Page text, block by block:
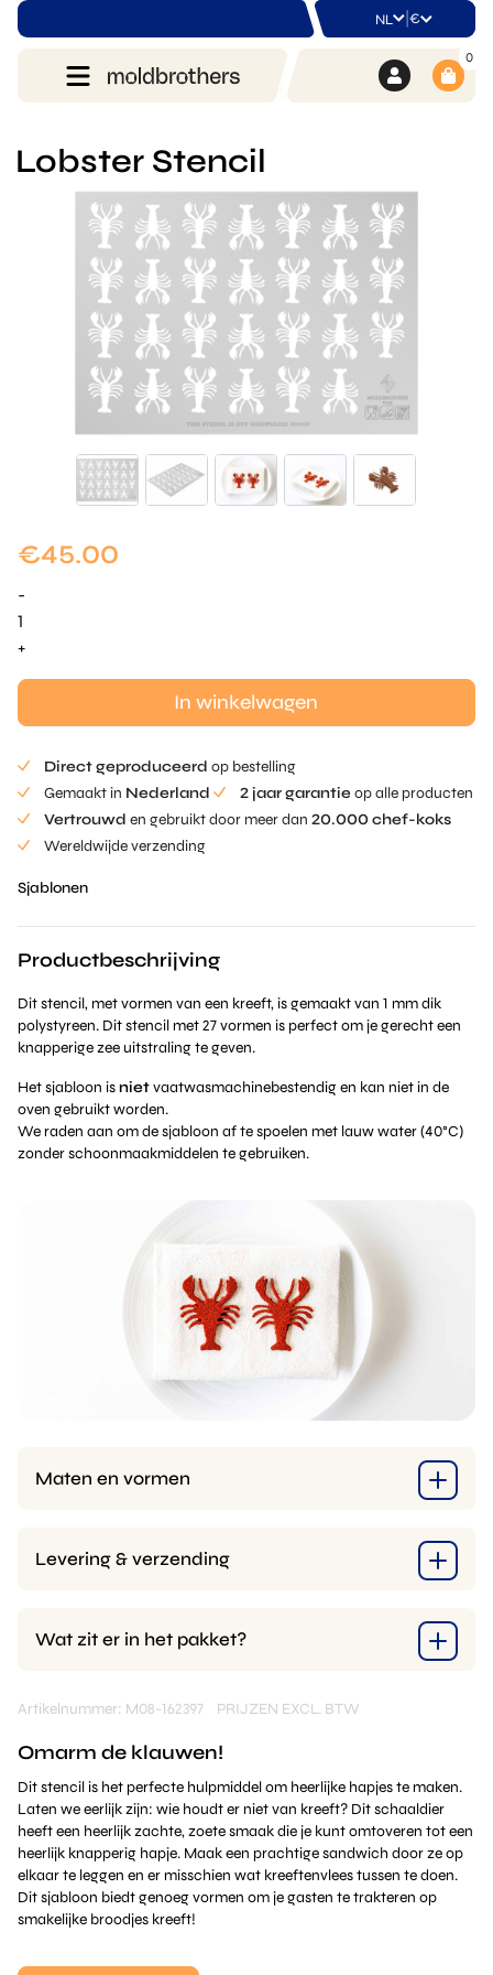
NL |€
0
Lobster Stencil
€45.00
-
Kreeft
Stencil
+
In winkelwagen
Direct geproduceerd op bestelling
Gemaakt in Nederland 2 jaar garantieop alle producten
Vertrouwd en gebruikt door meer dan 20.000 chef-koks
Wereldwijde verzending
Sjablonen
Productbeschrijving
Dit stencil, met vormen van een kreeft, is gemaakt van 1 mm dik
polystyreen. Dit stencil met 27 vormen is perfect om je gerecht een
knapperige zee uitstraling te geven.
Het sjabloon isnietvaatwasmachinebestendig en kan niet in de
oven gebruikt worden.
We raden aan om de sjabloon af te spoelen met lauw water (40°C)
zonder schoonmaakmiddelen te gebruiken.
Maten en vormen
Levering & verzending
Wat zit er in het pakket?
Artikelnummer: M08-162397 PRIJZEN EXCL. BTW
Omarm de klauwen!
Dit stencil is het perfecte hulpmiddel om heerlijke hapjes te maken.
Laten we eerlijk zijn: wie houdt er niet van kreeft? Dit schaaldier
heeft een heerlijk zachte, zoete smaak die je kunt omtoveren tot een
heerlijk knapperig hapje. Maak een prachtige sandwich door ze op
elkaar te leggen en er misschien wat kreeftenvlees tussen te doen.
Dit sjabloon biedt genoeg vormen om je gasten te trakteren op
smakelijke broodjes kreeft!